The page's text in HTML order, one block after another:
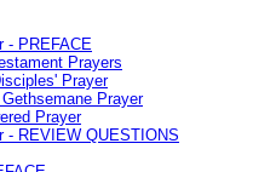
- PREFACE
Prayers
Prayer
Prayer
Prayer
- REVIEW QUESTIONS